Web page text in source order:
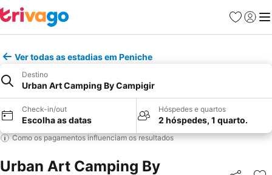
Favoritos
Iniciar
Ver todas as estadias em Peniche
Destino
Urban Art Camping By Campigir
Check-in/out
Escolha as datas
Hóspedes e quartos
2 hóspedes, 1 quarto.
Como os pagamentos influenciam os resultados
Urban Art Camping By